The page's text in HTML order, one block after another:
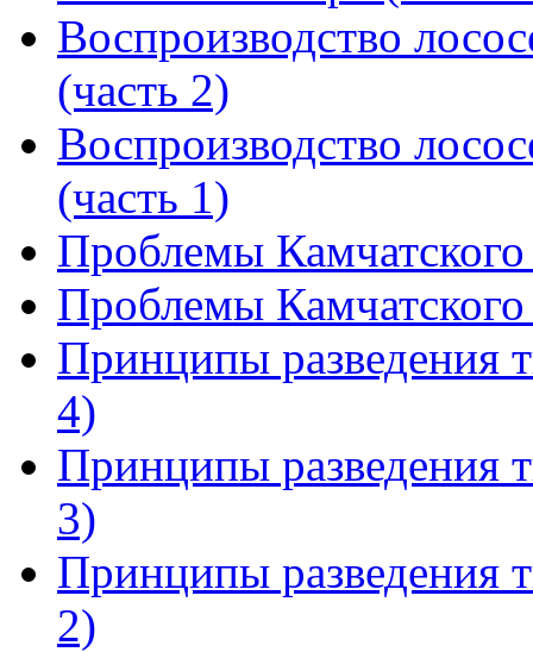
Воспроизводство
(часть 2)
Воспроизводство
(часть 1)
Проблемы Камчатского
Проблемы Камчатского
Принципы разведения
4)
Принципы разведения
3)
Принципы разведения
2)